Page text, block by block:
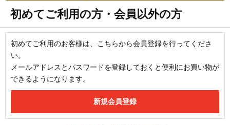
初めてご利用の方・会員以外の方
初めてご利用のお客様は、こちらから会員登録を行ってくださ
い。
メールアドレスとパスワードを登録しておくと便利にお買い物が
できるようになります。